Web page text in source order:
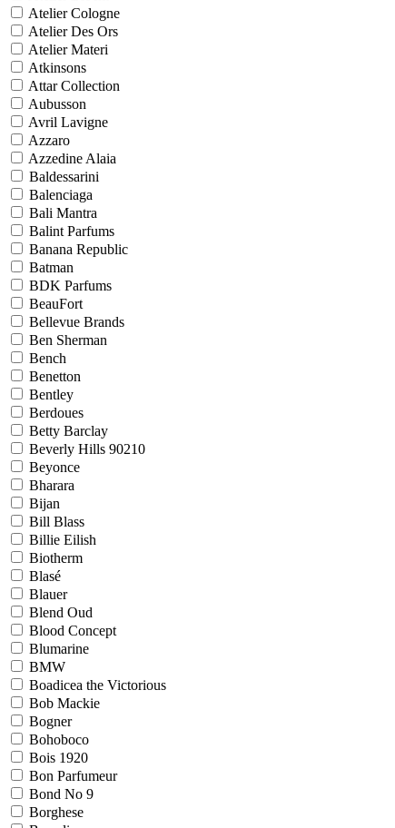
Atelier Cologne
Atelier Des Ors
Atelier Materi
Atkinsons
Attar Collection
Aubusson
Avril Lavigne
Azzaro
Azzedine Alaia
Baldessarini
Balenciaga
Bali Mantra
Balint Parfums
Banana Republic
Batman
BDK Parfums
BeauFort
Bellevue Brands
Ben Sherman
Bench
Benetton
Bentley
Berdoues
Betty Barclay
Beverly Hills 90210
Beyonce
Bharara
Bijan
Bill Blass
Billie Eilish
Biotherm
Blasé
Blauer
Blend Oud
Blood Concept
Blumarine
BMW
Boadicea the Victorious
Bob Mackie
Bogner
Bohoboco
Bois 1920
Bon Parfumeur
Bond No 9
Borghese